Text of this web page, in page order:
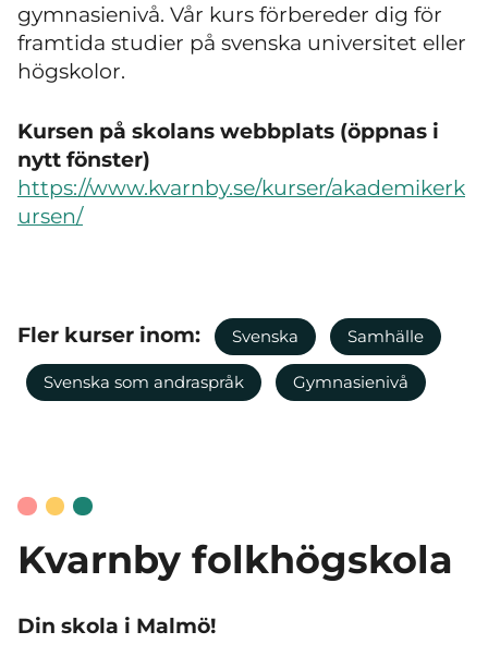
gymnasienivå. Vår kurs förbereder dig för
framtida studier på svenska universitet eller
högskolor.
Kursen på skolans webbplats (öppnas i
nytt fönster)
https://www.kvarnby.se/kurser/akademikerk
ursen/
Fler kurser inom: Svenska Samhälle
Svenska som andraspråk Gymnasienivå
Kvarnby folkhögskola
Din skola i Malmö!